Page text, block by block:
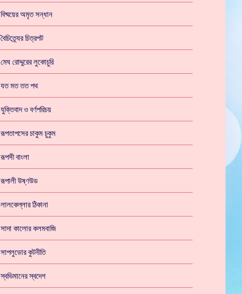
বিষ্ময়ের অমৃত সন্ধান
বৈচিত্র্যের চিত্রপট
মেঘ রোদ্দুরের লুকোচুরি
যত মত তত পথ
যুক্তিবাদ ও বর্ণপরিচয়
রূপতাপসের চাকুম চুকুম
রূপসী বাংলা
রূপালী উষ্ণউড
লালকেল্লার ঠিকানা
সাদা কালোর কলমবাজি
সাপলুডোর কুটনীতি
স্বভিমানের স্বদেশ